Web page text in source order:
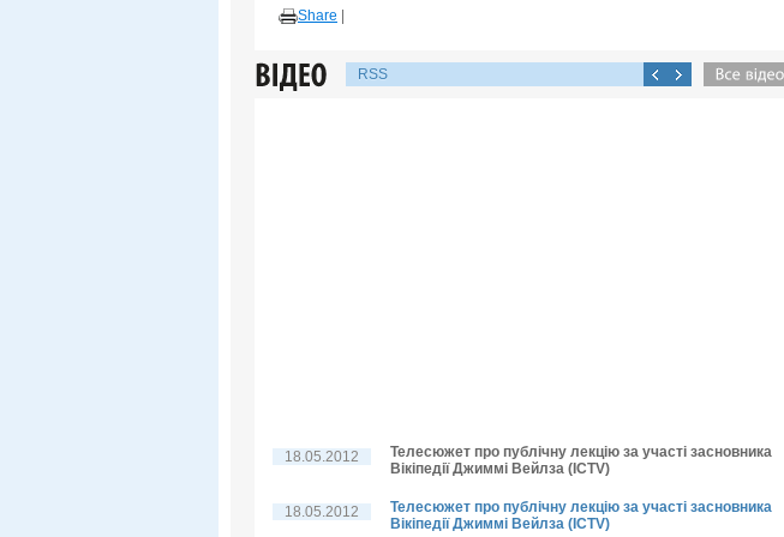
Share
RSS
18.05.2012
Телесюжет про публічну лекцію за участі засновника
Вікіпедії Джиммі Вейлза (ICTV)
18.05.2012
Телесюжет про публічну лекцію за участі засновника
Вікіпедії Джиммі Вейлза (ICTV)